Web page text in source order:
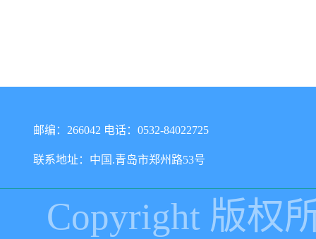
邮编：266042 电话：0532-84022725
联系地址：中国.青岛市郑州路53号
Copyright 版权